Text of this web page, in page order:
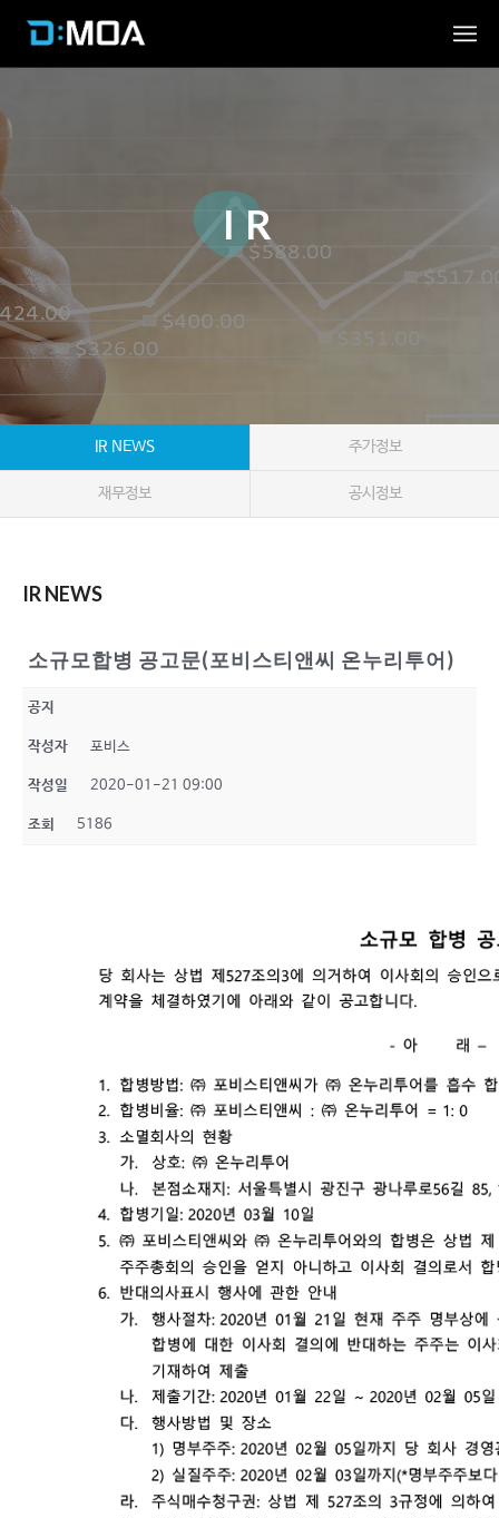
IR
IR NEWS 주가정보
재무정보 공시정보
IR NEWS
소규모합병 공고문(포비스티앤씨 온누리투어)
공지
작성자 포비스
작성일 2020-01-21 09:00
조회 5186